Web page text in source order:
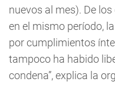
nuevos al mes). De
en el mismo período,
por cumplimientos
tampoco ha habido
condena”, explica la